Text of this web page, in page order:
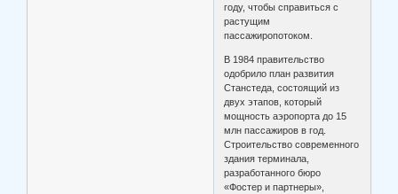
году, чтобы справиться с
растущим
пассажиропотоком.
В 1984 правительство
одобрило план развития
Станстеда, состоящий из
двух этапов, который
мощность аэропорта до 15
млн пассажиров в год.
Строительство современного
здания терминала,
разработанного бюро
«Фостер и партнеры»,